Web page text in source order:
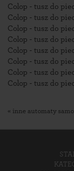
Colop - tusz do
Colop - tusz do
Colop - tusz do
Colop - tusz do
Colop - tusz do
Colop - tusz do
Colop - tusz do
Colop - tusz do
« inne automaty